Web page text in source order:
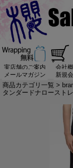
実店舗のご案内 会社
メールマガジン
新規
商品カテゴリ一覧 >
タンダードナロースト